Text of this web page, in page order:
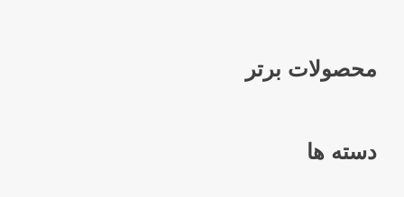
محصولات برتر
دسته ها